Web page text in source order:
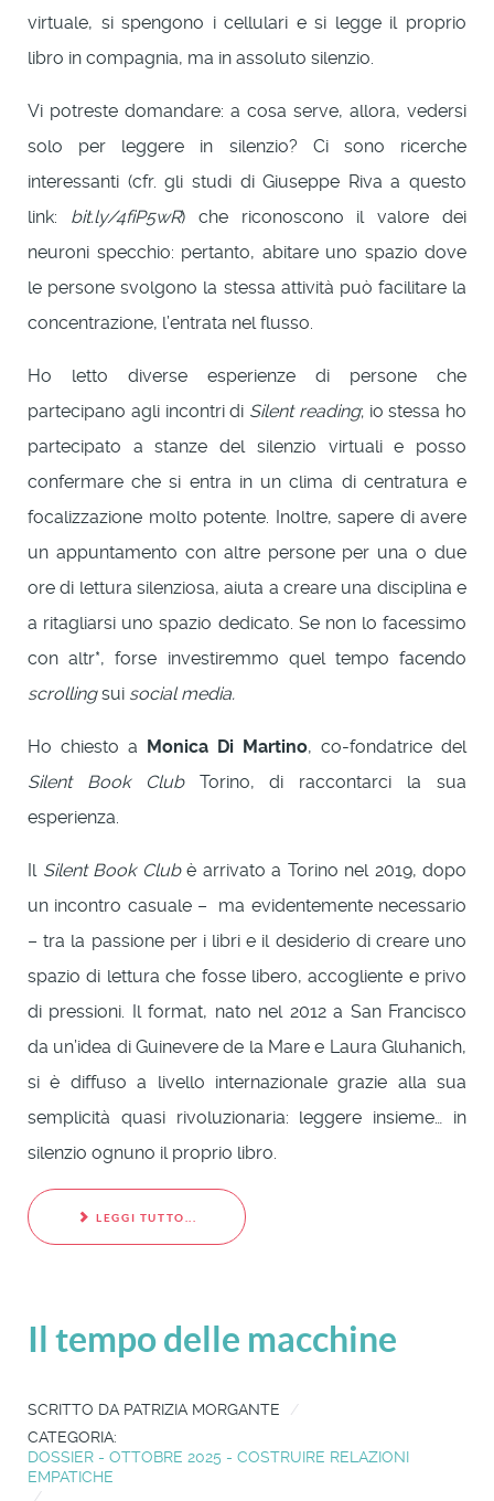
virtuale, si spengono i cellulari e si legge il proprio
libro in compagnia, ma in assoluto silenzio.
Vi potreste domandare: a cosa serve, allora, vedersi
solo per leggere in silenzio? Ci sono ricerche
interessanti (cfr. gli studi di Giuseppe Riva a questo
link: bit.ly/4fiP5wR) che riconoscono il valore dei
neuroni specchio: pertanto, abitare uno spazio dove
le persone svolgono la stessa attività può facilitare la
concentrazione, l’entrata nel flusso.
Ho letto diverse esperienze di persone che
partecipano agli incontri di Silent reading; io stessa ho
partecipato a stanze del silenzio virtuali e posso
confermare che si entra in un clima di centratura e
focalizzazione molto potente. Inoltre, sapere di avere
un appuntamento con altre persone per una o due
ore di lettura silenziosa, aiuta a creare una disciplina e
a ritagliarsi uno spazio dedicato. Se non lo facessimo
con altr*, forse investiremmo quel tempo facendo
scrollingsui social media.
Ho chiesto a Monica Di Martino, co-fondatrice del
Silent Book Club Torino, di raccontarci la sua
esperienza.
Il Silent Book Clubè arrivato a Torino nel 2019, dopo
un incontro casuale –
ma evidentemente necessario
– tra la passione per i libri e il desiderio di creare uno
spazio di lettura che fosse libero, accogliente e privo
di pressioni. Il format, nato nel 2012 a San Francisco
da un’idea di Guinevere de la Mare e Laura Gluhanich,
si è diffuso a livello internazionale grazie alla sua
semplicità quasi rivoluzionaria: leggere insieme… in
silenzio ognuno il proprio libro.
LEGGI TUTTO...
Il tempo delle macchine
SCRITTO DA PATRIZIA MORGANTE
CATEGORIA:
DOSSIER - OTTOBRE 2025 - COSTRUIRE RELAZIONI
EMPATICHE